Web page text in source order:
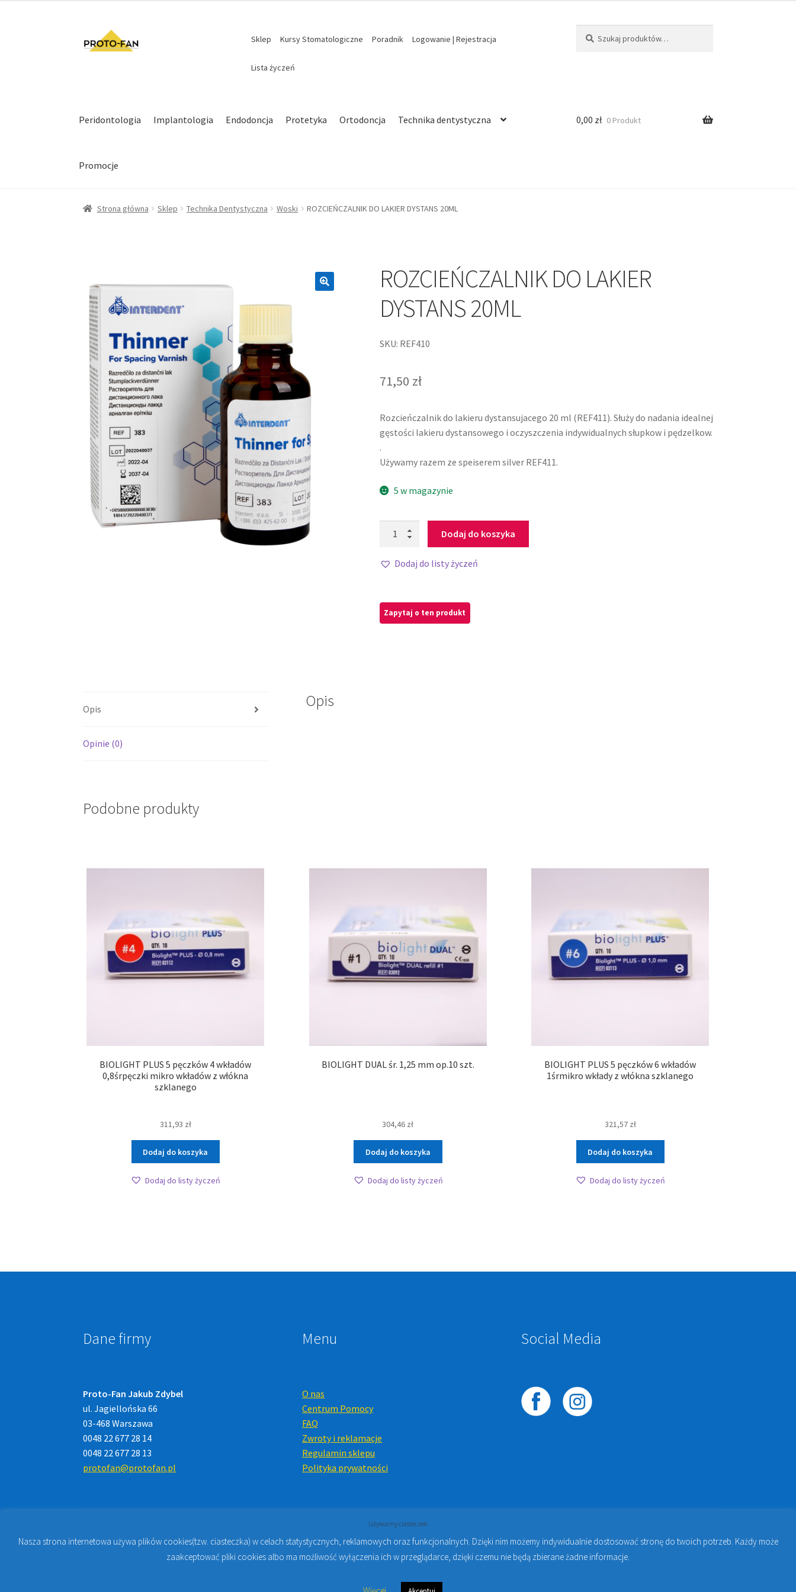
Sklep Kursy Stomatologiczne Poradnik Logowanie | Rejestracja
Lista życzeń
Peridontologia Implantologia Endodoncja Protetyka Ortodoncja Technika dentystyczna
Promocje
0,00 zł 0 Produkt
Strona główna Sklep Technika Dentystyczna Woski ROZCIEŃCZALNIK DO LAKIER DYSTANS 20ML
ROZCIEŃCZALNIK DO LAKIER
DYSTANS 20ML
SKU: REF410
71,50 zł
Rozcieńczalnik do lakieru dystansujacego 20 ml (REF411). Służy do nadania idealnej
gęstości lakieru dystansowego i oczyszczenia indywidualnych słupkow i pędzelkow.
.
Używamy razem ze speiserem silver REF411.
5 w magazynie
Dodaj do koszyka
Dodaj do listy życzeń
Opis
Opinie (0)
Opis
Podobne produkty
BIOLIGHT PLUS 5 pęczków 4 wkładów
0,8śrpęczki mikro wkładów z włókna
szklanego
311,93 zł
Dodaj do koszyka
Dodaj do listy życzeń
BIOLIGHT DUAL śr. 1,25 mm op.10 szt.
304,46 zł
Dodaj do koszyka
Dodaj do listy życzeń
BIOLIGHT PLUS 5 pęczków 6 wkładów
1śrmikro wkłady z włókna szklanego
321,57 zł
Dodaj do koszyka
Dodaj do listy życzeń
Dane firmy
Proto-Fan Jakub Zdybel
ul. Jagiellońska 66
03-468 Warszawa
0048 22 677 28 14
0048 22 677 28 13
protofan@protofan.pl
Menu
O nas
Centrum Pomocy
FAQ
Zwroty i reklamacje
Regulamin sklepu
Polityka prywatności
Social Media
© 2023 PROTO-FAN | Sklep Stomatologiczny Online i Kursy Online Warszawa- Sklep stomatologiczny w Warszawie | Jakub Zdybel Proto-Fan
Używamy ciasteczek
Nasza strona internetowa używa plików cookies(tzw. ciasteczka) w celach statystycznych, reklamowych oraz funkcjonalnych. Dzięki nim możemy indywidualnie dostosować stronę do twoich potrzeb. Każdy może
zaakceptować pliki cookies albo ma możliwość wyłączenia ich w przeglądarce, dzięki czemu nie będą zbierane żadne informacje.